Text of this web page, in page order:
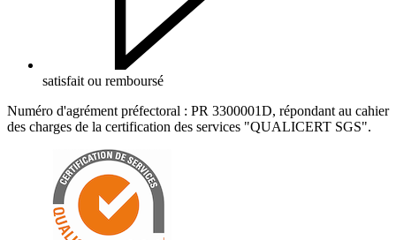
satisfait ou remboursé
Numéro d'agrément préfectoral : PR 3300001D, répondant au cahier
des charges de la certification des services "QUALICERT SGS".